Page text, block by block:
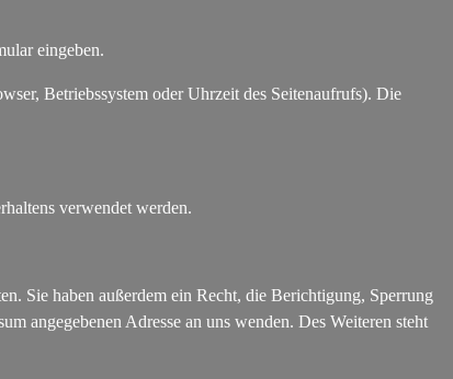
eingeben.
Betriebssystem oder Uhrzeit des Seitenaufrufs). Die
verwendet werden.
Sie haben außerdem ein Recht, die Berichtigung, Sperrung
angegebenen Adresse an uns wenden. Des Weiteren steht